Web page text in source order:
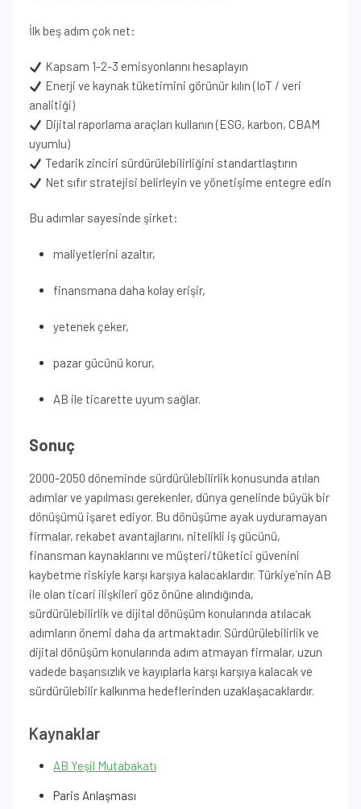
İlk beş adım çok net:
Kapsam 1-2-3 emisyonlarını hesaplayın
Enerji ve kaynak tüketimini görünür kılın (IoT / veri
analitiği)
Dijital raporlama araçları kullanın (ESG, karbon, CBAM
uyumlu)
Tedarik zinciri sürdürülebilirliğini standartlaştırın
Net sıfır stratejisi belirleyin ve yönetişime entegre edin
Bu adımlar sayesinde şirket:
maliyetlerini azaltır,
finansmana daha kolay erişir,
yetenek çeker,
pazar gücünü korur,
AB ile ticarette uyum sağlar.
Sonuç
2000-2050 döneminde sürdürülebilirlik konusunda atılan
adımlar ve yapılması gerekenler, dünya genelinde büyük bir
dönüşümü işaret ediyor. Bu dönüşüme ayak uyduramayan
firmalar, rekabet avantajlarını, nitelikli iş gücünü,
finansman kaynaklarını ve müşteri/tüketici güvenini
kaybetme riskiyle karşı karşıya kalacaklardır. Türkiye’nin AB
ile olan ticari ilişkileri göz önüne alındığında,
sürdürülebilirlik ve dijital dönüşüm konularında atılacak
adımların önemi daha da artmaktadır. Sürdürülebilirlik ve
dijital dönüşüm konularında adım atmayan firmalar, uzun
vadede başarısızlık ve kayıplarla karşı karşıya kalacak ve
sürdürülebilir kalkınma hedeflerinden uzaklaşacaklardır.
Kaynaklar
AB Yeşil Mutabakatı
Paris Anlaşması